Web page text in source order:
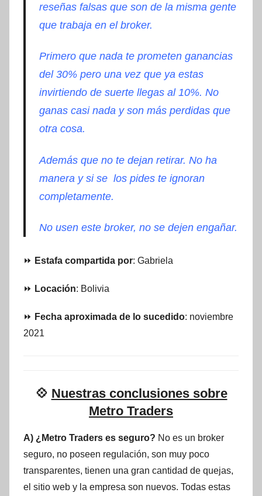
reseñas falsas que son de la misma gente
que trabaja en el broker.
Primero que nada te prometen ganancias
del 30% pero una vez que ya estas
invirtiendo de suerte llegas al 10%. No
ganas casi nada y son más perdidas que
otra cosa.
Además que no te dejan retirar. No ha
manera y si se los pides te ignoran
completamente.
No usen este broker, no se dejen engañar.
⏩ Estafa compartida por: Gabriela
⏩ Locación: Bolivia
⏩ Fecha aproximada de lo sucedido: noviembre
2021
💠 Nuestras conclusiones sobre
Metro Traders
A) ¿Metro Traders es seguro? No es un broker
seguro, no poseen regulación, son muy poco
transparentes, tienen una gran cantidad de quejas,
el sitio web y la empresa son nuevos. Todas estas